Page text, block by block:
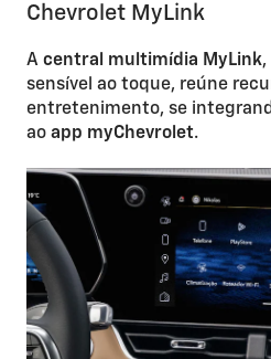
Chevrolet MyLink
A central multimídia MyLink,
sensível ao toque, reúne
entretenimento, se
ao app myChevrolet.